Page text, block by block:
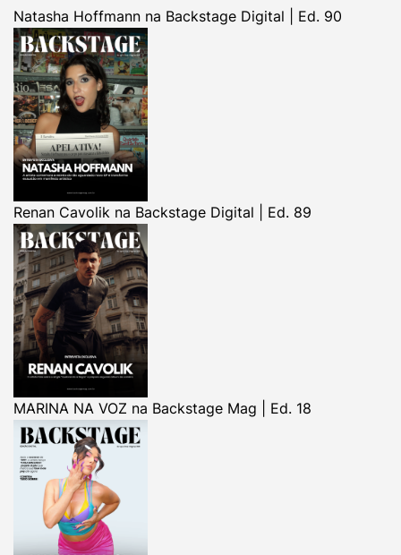
Natasha Hoffmann na Backstage Digital | Ed. 90
Renan Cavolik na Backstage Digital | Ed. 89
MARINA NA VOZ na Backstage Mag | Ed. 18